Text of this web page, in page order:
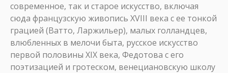
современное, так и старое искусство, включая
сюда французскую живопись XVIII века с ее тонкой
грацией (Ватто, Ларжильер), малых голландцев,
влюбленных в мелочи быта, русское искусство
первой половины XIX века, Федотова с его
поэтизацией и гротеском, венециановскую школу